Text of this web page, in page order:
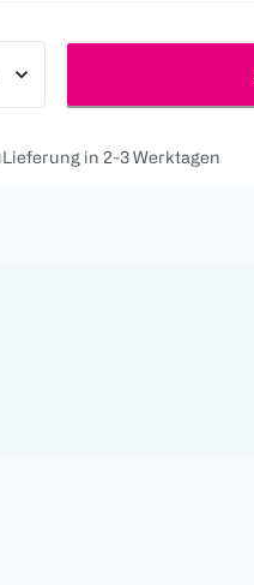
Lieferung in 2-3 Werktagen